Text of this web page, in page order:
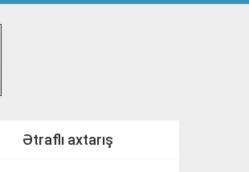
Ətraflı axtarış